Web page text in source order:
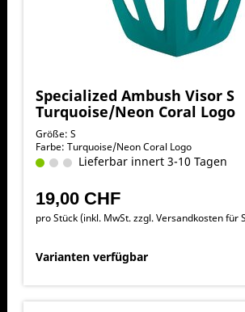
Specialized Ambush Visor S
Turquoise/Neon Coral Logo
Größe: S
Farbe: Turquoise/Neon Coral Logo
Lieferbar innert 3-10 Tagen
19,00 CHF
pro Stück (inkl. MwSt. zzgl.Versandkosten für
Varianten verfügbar